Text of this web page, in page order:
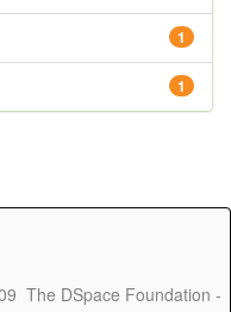
1
1
The DSpace Foundation -